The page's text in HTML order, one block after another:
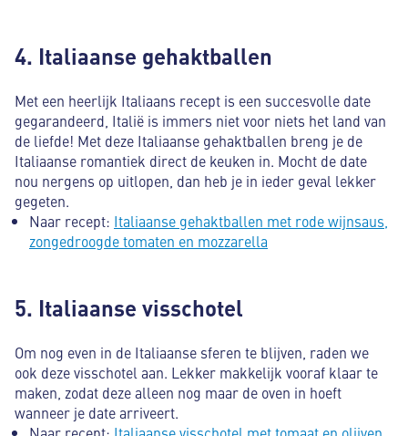
4. Italiaanse gehaktballen
Met een heerlijk Italiaans recept is een succesvolle date
gegarandeerd, Italië is immers niet voor niets het land van
de liefde! Met deze Italiaanse gehaktballen breng je de
Italiaanse romantiek direct de keuken in. Mocht de date
nou nergens op uitlopen, dan heb je in ieder geval lekker
gegeten.
Naar recept: Italiaanse gehaktballen met rode wijnsaus,
zongedroogde tomaten en mozzarella
5. Italiaanse visschotel
Om nog even in de Italiaanse sferen te blijven, raden we
ook deze visschotel aan. Lekker makkelijk vooraf klaar te
maken, zodat deze alleen nog maar de oven in hoeft
wanneer je date arriveert.
Naar recept: Italiaanse visschotel met tomaat en olijven